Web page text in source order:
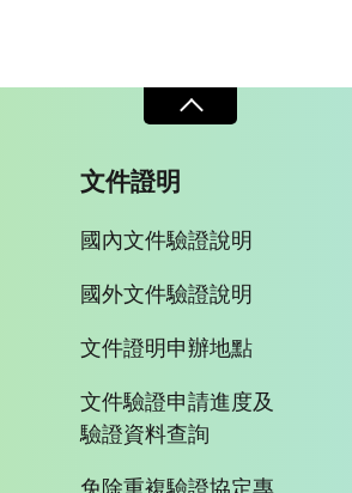
文件證明
國內文件驗證說明
國外文件驗證說明
文件證明申辦地點
文件驗證申請進度及
驗證資料查詢